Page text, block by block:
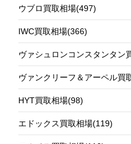
ウブロ買取相場(497)
IWC買取相場(366)
ヴァシュロンコンスタンタン
ヴァンクリーフ＆アーペル買
HYT買取相場(98)
エドックス買取相場(119)